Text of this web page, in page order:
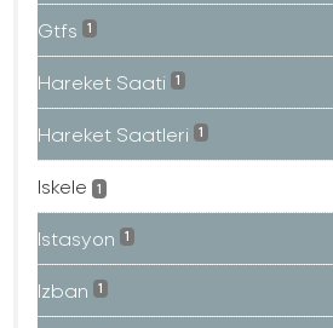
Gtfs 1
Hareket Saati 1
Hareket Saatleri 1
Iskele 1
Istasyon 1
Izban 1